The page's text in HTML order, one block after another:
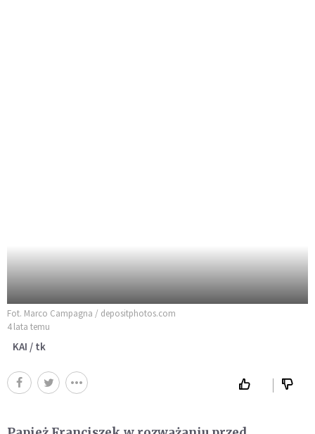
Fot. Marco Campagna / depositphotos.com
4 lata temu
KAI / tk